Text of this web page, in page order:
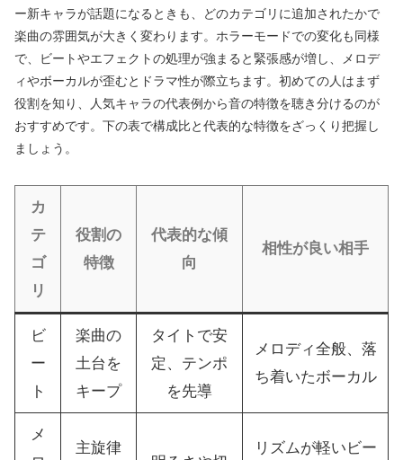
ー新キャラが話題になるときも、どのカテゴリに追加されたかで
楽曲の雰囲気が大きく変わります。ホラーモードでの変化も同様
で、ビートやエフェクトの処理が強まると緊張感が増し、メロデ
ィやボーカルが歪むとドラマ性が際立ちます。初めての人はまず
役割を知り、人気キャラの代表例から音の特徴を聴き分けるのが
おすすめです。下の表で構成比と代表的な特徴をざっくり把握し
ましょう。
カ
テ
ゴ
リ
役割の
特徴
代表的な傾
向
相性が良い相手
ビ
ー
ト
楽曲の
土台を
キープ
タイトで安
定、テンポ
を先導
メロディ全般、落
ち着いたボーカル
メ
主旋律
リズムが軽いビー